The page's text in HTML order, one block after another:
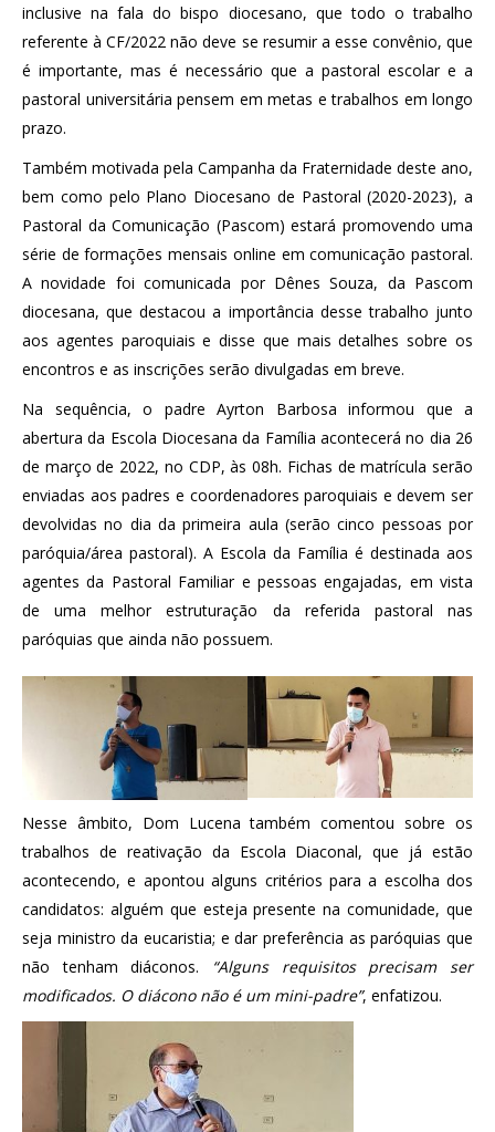
inclusive na fala do bispo diocesano, que todo o trabalho
referente à CF/2022 não deve se resumir a esse convênio, que
é importante, mas é necessário que a pastoral escolar e a
pastoral universitária pensem em metas e trabalhos em longo
prazo.
Também motivada pela Campanha da Fraternidade deste ano,
bem como pelo Plano Diocesano de Pastoral (2020-2023), a
Pastoral da Comunicação (Pascom) estará promovendo uma
série de formações mensais online em comunicação pastoral.
A novidade foi comunicada por Dênes Souza, da Pascom
diocesana, que destacou a importância desse trabalho junto
aos agentes paroquiais e disse que mais detalhes sobre os
encontros e as inscrições serão divulgadas em breve.
Na sequência, o padre Ayrton Barbosa informou que a
abertura da Escola Diocesana da Família acontecerá no dia 26
de março de 2022, no CDP, às 08h. Fichas de matrícula serão
enviadas aos padres e coordenadores paroquiais e devem ser
devolvidas no dia da primeira aula (serão cinco pessoas por
paróquia/área pastoral). A Escola da Família é destinada aos
agentes da Pastoral Familiar e pessoas engajadas, em vista
de uma melhor estruturação da referida pastoral nas
paróquias que ainda não possuem.
Nesse âmbito, Dom Lucena também comentou sobre os
trabalhos de reativação da Escola Diaconal, que já estão
acontecendo, e apontou alguns critérios para a escolha dos
candidatos: alguém que esteja presente na comunidade, que
seja ministro da eucaristia; e dar preferência as paróquias que
não tenham diáconos.
“Alguns requisitos precisam ser
modificados. O diácono não é um mini-padre”, enfatizou.